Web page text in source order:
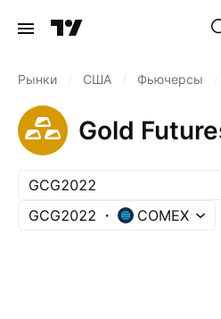
Рынки США Фьючерсы
Gold
GCG2022
GCG2022
COMEX